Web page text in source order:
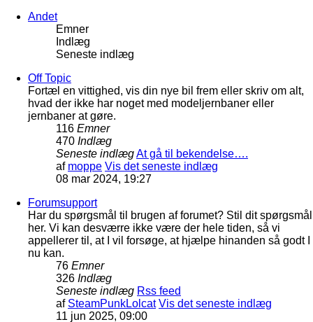
Andet
Emner
Indlæg
Seneste indlæg
Off Topic
Fortæl en vittighed, vis din nye bil frem eller skriv om alt,
hvad der ikke har noget med modeljernbaner eller
jernbaner at gøre.
116 Emner
470 Indlæg
Seneste indlægAt gå til bekendelse….
af moppe Vis det seneste indlæg
08 mar 2024, 19:27
Forumsupport
Har du spørgsmål til brugen af forumet? Stil dit spørgsmål
her. Vi kan desværre ikke være der hele tiden, så vi
appellerer til, at I vil forsøge, at hjælpe hinanden så godt I
nu kan.
76 Emner
326 Indlæg
Seneste indlæg Rss feed
af SteamPunkLolcat Vis det seneste indlæg
11 jun 2025, 09:00